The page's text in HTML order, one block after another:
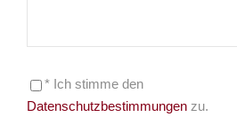
* Ich stimme den
Datenschutzbestimmungen zu.